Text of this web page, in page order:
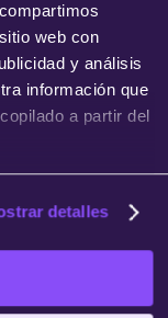
web con
y análisis
información que
a partir del
detalles